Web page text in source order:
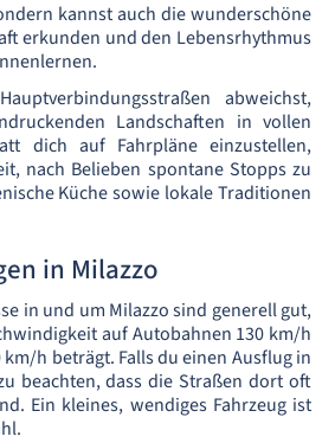
kannst auch die wunderschöne
erkunden und den Lebensrhythmus
abweichst,
Landschaften in vollen
dich auf Fahrpläne einzustellen,
nach Belieben spontane Stopps zu
Küche sowie lokale Traditionen
in Milazzo
in und um Milazzo sind generell gut,
auf Autobahnen 130 km/h
h beträgt. Falls du einen Ausflug in
beachten, dass die Straßen dort oft
Ein kleines, wendiges Fahrzeug ist